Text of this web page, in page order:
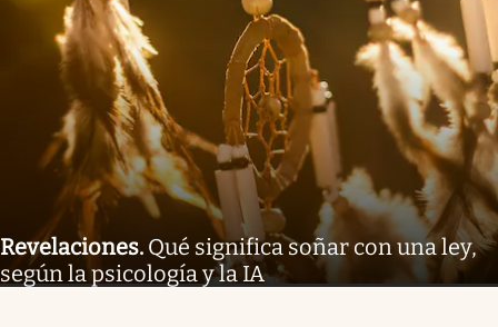
Revelaciones. Qué significa soñar con una ley,
según la psicología y la IA